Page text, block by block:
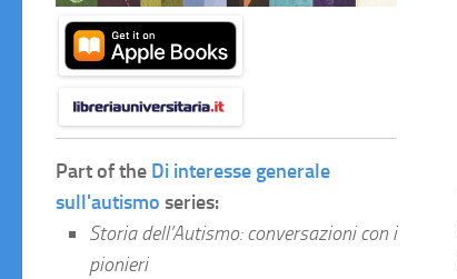
Part of the Di interesse generale
sull'autismo series:
Storia dell’Autismo: conversazioni con i
pionieri